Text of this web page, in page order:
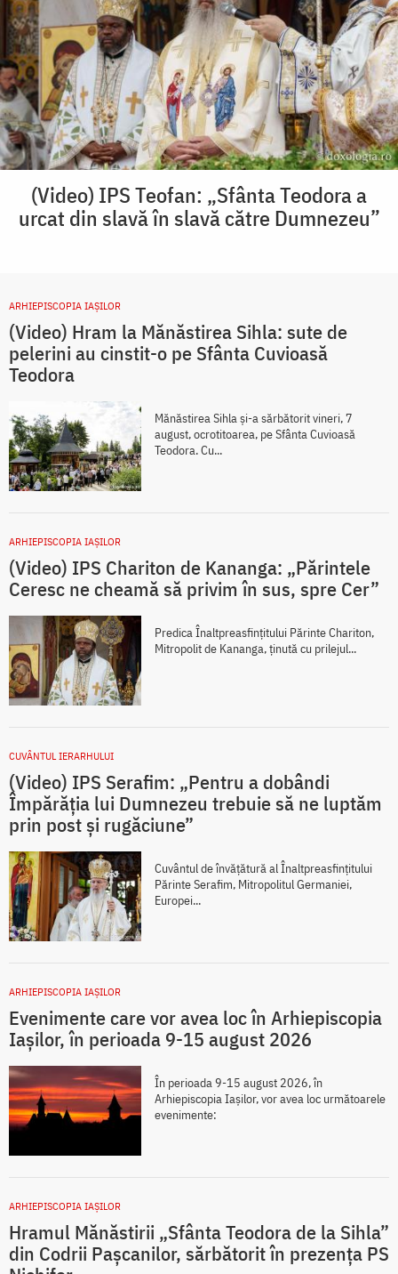
(Video) IPS Teofan: „Sfânta Teodora a
urcat din slavă în slavă către Dumnezeu”
ARHIEPISCOPIA IAŞILOR
(Video) Hram la Mănăstirea Sihla: sute de
pelerini au cinstit-o pe Sfânta Cuvioasă
Teodora
Mănăstirea Sihla și-a sărbătorit vineri, 7
august, ocrotitoarea, pe Sfânta Cuvioasă
Teodora. Cu...
ARHIEPISCOPIA IAŞILOR
(Video) IPS Chariton de Kananga: „Părintele
Ceresc ne cheamă să privim în sus, spre Cer”
Predica Înaltpreasfințitului Părinte Chariton,
Mitropolit de Kananga, ținută cu prilejul...
CUVÂNTUL IERARHULUI
(Video) IPS Serafim: „Pentru a dobândi
Împărăția lui Dumnezeu trebuie să ne luptăm
prin post și rugăciune”
Cuvântul de învățătură al Înaltpreasfințitului
Părinte Serafim, Mitropolitul Germaniei,
Europei...
ARHIEPISCOPIA IAŞILOR
Evenimente care vor avea loc în Arhiepiscopia
Iaşilor, în perioada 9-15 august 2026
În perioada 9-15 august 2026, în
Arhiepiscopia Iaşilor, vor avea loc următoarele
evenimente:
ARHIEPISCOPIA IAŞILOR
Hramul Mănăstirii „Sfânta Teodora de la Sihla”
din Codrii Pașcanilor, sărbătorit în prezența PS